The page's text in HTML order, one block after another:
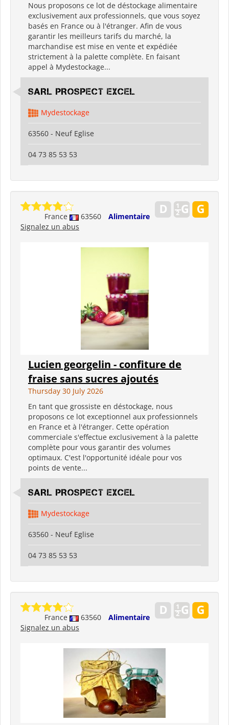
Nous proposons ce lot de déstockage alimentaire
exclusivement aux professionnels, que vous soyez
basés en France ou à l'étranger. Afin de vous
garantir les meilleurs tarifs du marché, la
marchandise est mise en vente et expédiée
strictement à la palette complète. En faisant
appel à Mydestockage...
SARL PROSPECT EXCEL
Mydestockage
63560 - Neuf Eglise
04 73 85 53 53
France 63560
Alimentaire
Signalez un abus
Lucien georgelin - confiture de
fraise sans sucres ajoutés
Thursday 30 July 2026
En tant que grossiste en déstockage, nous
proposons ce lot exceptionnel aux professionnels
en France et à l'étranger. Cette opération
commerciale s'effectue exclusivement à la palette
complète pour vous garantir des volumes
optimaux. C'est l'opportunité idéale pour vos
points de vente...
SARL PROSPECT EXCEL
Mydestockage
63560 - Neuf Eglise
04 73 85 53 53
France 63560
Alimentaire
Signalez un abus